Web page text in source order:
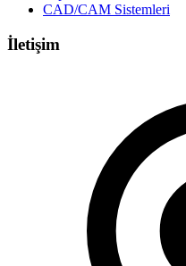
CAD/CAM Sistemleri
İletişim